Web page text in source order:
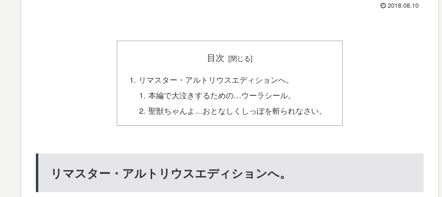
2018.08.10
目次
リマスター・アルトリウスエディションへ。
本編で大泣きするための…ウーラシール。
聖獣ちゃんよ…おとなしくしっぽを斬られなさい。
リマスター・アルトリウスエディションへ。